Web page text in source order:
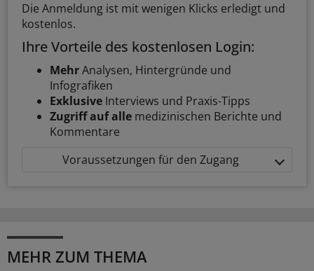
Die Anmeldung ist mit wenigen Klicks erledigt und
kostenlos.
Ihre Vorteile des kostenlosen Login:
MehrAnalysen, Hintergründe und
Infografiken
Exklusive Interviews und Praxis-Tipps
Zugriff auf alle medizinischen Berichte und
Kommentare
Voraussetzungen für den Zugang
MEHR ZUM THEMA